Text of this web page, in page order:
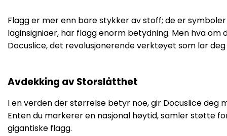
Flagg er mer enn bare stykker av stoff; de er
laginsigniaer, har flagg enorm betydning. Men hva
Docuslice, det revolusjonerende verktøyet som lar
Avdekking av Storslåtthet
I en verden der størrelse betyr noe, gir Docuslice
Enten du markerer en nasjonal høytid, samler støtte
gigantiske flagg.